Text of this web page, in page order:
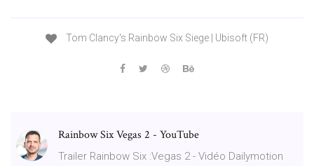
Tom Clancy's Rainbow Six Siege | Ubisoft (FR)
Rainbow Six Vegas 2 - YouTube
Trailer Rainbow Six :Vegas 2 - Vidéo Dailymotion